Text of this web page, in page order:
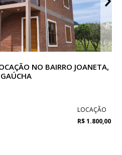
NO BAIRRO JOANETA,
LOCAÇÃO
R$ 1.800,00